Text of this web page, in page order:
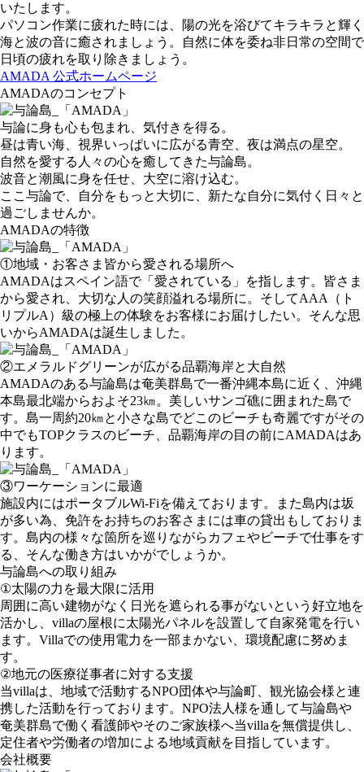
いたします。
パソコン作業に疲れた時には、陽の光を浴びてキラキラと輝く
海と波の音に癒されましょう。自然に体を委ね非日常の空間で
日頃の疲れを取り除きましょう。
AMADA 公式ホームページ
AMADAのコンセプト
与論に身も心も包まれ、気付きを得る。
昼は青い海、視界いっぱいに広がる青空、夜は満点の星空。
自然を愛する人々の心を癒してきた与論島。
波音と潮風に身を任せ、大空に溶け込む。
ここ与論で、自分をもっと大切に、新たな自分に気付く日々と
過ごしませんか。
AMADAの特徴
①地域・お客さま皆から愛される場所へ
AMADAはスペイン語で「愛されている」を指します。皆さま
から愛され、大切な人の笑顔溢れる場所に。そしてAAA（ト
リプルA）級の極上の体験をお客様にお届けしたい。そんな思
いからAMADAは誕生しました。
②エメラルドグリーンが広がる品覇海岸と大自然
AMADAのある与論島は奄美群島で一番沖縄本島に近く、沖縄
本島最北端からおよそ23㎞。美しいサンゴ礁に囲まれた島で
す。島一周約20㎞と小さな島でどこのビーチも奇麗ですがその
中でもTOPクラスのビーチ、品覇海岸の目の前にAMADAはあ
ります。
③ワーケーションに最適
施設内にはポータブルWi-Fiを備えております。また島内は坂
が多い為、免許をお持ちのお客さまには車の貸出もしておりま
す。島内の様々な箇所を巡りながらカフェやビーチで仕事をす
る、そんな働き方はいかがでしょうか。
与論島への取り組み
①太陽の力を最大限に活用
周囲に高い建物がなく日光を遮られる事がないという好立地を
活かし、villaの屋根に太陽光パネルを設置して自家発電を行い
ます。Villaでの使用電力を一部まかない、環境配慮に努めま
す。
②地元の医療従事者に対する支援
当villaは、地域で活動するNPO団体や与論町、観光協会様と連
携した活動を行っております。NPO法人様を通して与論島や
奄美群島で働く看護師やそのご家族様へ当villaを無償提供し、
定住者や労働者の増加による地域貢献を目指しています。
会社概要